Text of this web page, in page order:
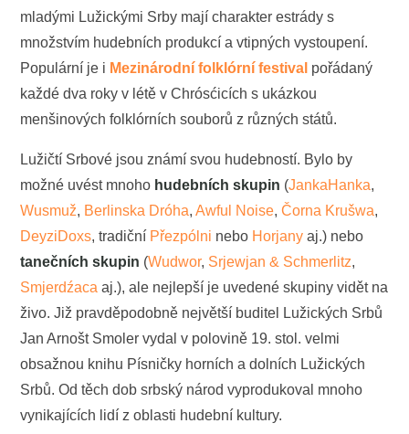
mladými Lužickými Srby mají charakter estrády s
množstvím hudebních produkcí a vtipných vystoupení.
Populární je i Mezinárodní folklórní festival pořádaný
každé dva roky v létě v Chrósćicích s ukázkou
menšinových folklórních souborů z různých států.
Lužičtí Srbové jsou známí svou hudebností. Bylo by
možné uvést mnoho hudebních skupin (JankaHanka,
Wusmuž, Berlinska Dróha,Awful Noise,Čorna Krušwa,
DeyziDoxs, tradiční Přezpólni nebo Horjany aj.) nebo
tanečních skupin (Wudwor, Srjewjan & Schmerlitz,
Smjerdźaca aj.), ale nejlepší je uvedené skupiny vidět na
živo. Již pravděpodobně největší buditel Lužických Srbů
Jan Arnošt Smoler vydal v polovině 19. stol. velmi
obsažnou knihu Písničky horních a dolních Lužických
Srbů. Od těch dob srbský národ vyprodukoval mnoho
vynikajících lidí z oblasti hudební kultury.